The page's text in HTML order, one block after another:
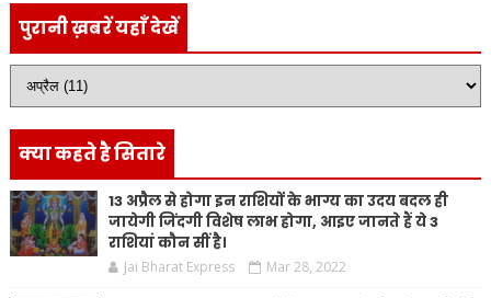
पुरानी ख़बरें यहाँ देखें
क्या कहते है सितारे
13 अप्रैल से होगा इन राशियों के भाग्य का उदय बदल ही
जायेगी जिंदगी विशेष लाभ होगा, आइए जानते हैं ये 3
राशियां कौन सीं है।
Jai Bharat Express Mar 28, 2022